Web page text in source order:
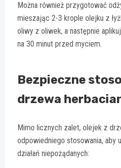
Można również przygotować
mieszając 2-3 krople olejku z
oliwy z oliwek, a następnie
na 30 minut przed myciem.
Bezpieczne
drzewa
Mimo licznych zalet, olejek z
odpowiedniego stosowania, aby
działań niepożądanych: